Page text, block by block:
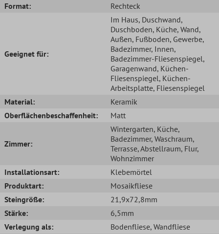
Format:
Rechteck
Geeignet für:
Im Haus, Duschwand,
Duschboden, Küche, Wand,
Außen, Fußboden, Gewerbe,
Badezimmer, Innen,
Badezimmer-Fliesenspiegel,
Garagenwand, Küchen-
Fliesenspiegel, Küchen-
Arbeitsplatte, Fliesenspiegel
Material:
Keramik
Oberflächenbeschaffenheit:
Matt
Zimmer:
Wintergarten, Küche,
Badezimmer, Waschraum,
Terrasse, Abstellraum, Flur,
Wohnzimmer
Installationsart:
Klebemörtel
Produktart:
Mosaikfliese
Steingröße:
21,9x72,8mm
Stärke:
6,5mm
Verlegung als:
Bodenfliese, Wandfliese